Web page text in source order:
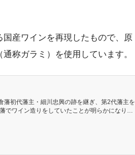
産ワインを再現したもので、原
称ガラミ）を使用しています。
初代藩主・細川忠興の跡を継ぎ、第2代藩主を
でワイン造りをしていたことが明らかになり、